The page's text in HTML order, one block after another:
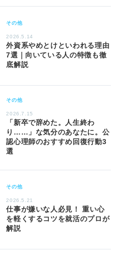
その他
2026.5.14
外資系やめとけといわれる理由
7選｜向いている人の特徴も徹
底解説
その他
2026.7.15
「新卒で辞めた。人生終わ
り……」な気分のあなたに。公
認心理師のおすすめ回復行動3
選
その他
2026.5.21
仕事が嫌いな人必見！ 重い心
を軽くするコツを就活のプロが
解説